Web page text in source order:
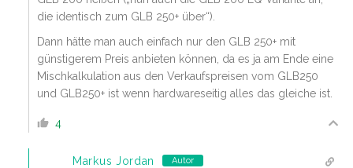
die identisch zum GLB 250+ über“).
Dann hätte man auch einfach nur den GLB 250+ mit
günstigerem Preis anbieten können, da es ja am Ende eine
Mischkalkulation aus den Verkaufspreisen vom GLB250
und GLB250+ ist wenn hardwareseitig alles das gleiche ist.
4
Markus Jordan Autor